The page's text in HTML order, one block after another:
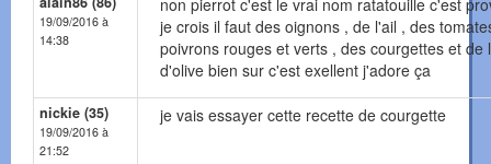
19/09/2016 à
14:38
non pierrot c'est le vrai nom ratatouille c'est
je crois il faut des oignons , de l'ail , des
poivrons rouges et verts , des courgettes et de
d'olive bien sur c'est exellent j'adore ça
nickie (35)
19/09/2016 à
21:52
je vais essayer cette recette de courgette